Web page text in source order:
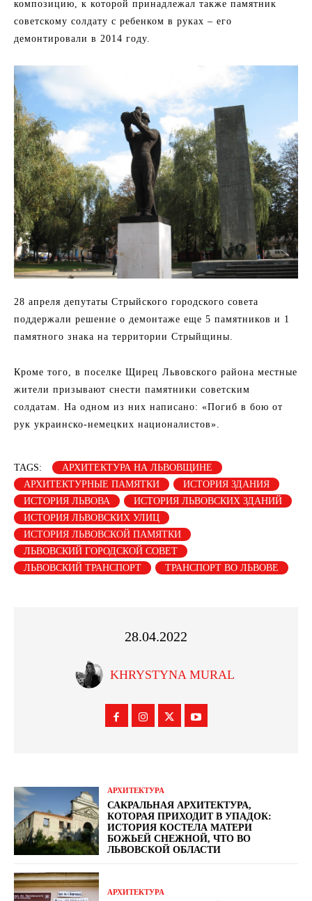
композицию, к которой принадлежал также памятник
советскому солдату с ребенком в руках – его
демонтировали в 2014 году.
28 апреля депутаты Стрыйского городского совета
поддержали решение о демонтаже еще 5 памятников и 1
памятного знака на территории Стрыйщины.
Кроме того, в поселке Щирец Львовского района местные
жители призывают снести памятники советским
солдатам. На одном из них написано: «Погиб в бою от
рук украинско-немецких националистов».
TAGS:
АРХИТЕКТУРА НА ЛЬВОВЩИНЕ
АРХИТЕКТУРНЫЕ ПАМЯТКИ
ИСТОРИЯ ЗДАНИЯ
ИСТОРИЯ ЛЬВОВА
ИСТОРИЯ ЛЬВОВСКИХ ЗДАНИЙ
ИСТОРИЯ ЛЬВОВСКИХ УЛИЦ
ИСТОРИЯ ЛЬВОВСКОЙ ПАМЯТКИ
ЛЬВОВСКИЙ ГОРОДСКОЙ СОВЕТ
ЛЬВОВСКИЙ ТРАНСПОРТ
ТРАНСПОРТ ВО ЛЬВОВЕ
28.04.2022
KHRYSTYNA MURAL
АРХИТЕКТУРА
САКРАЛЬНАЯ АРХИТЕКТУРА,
КОТОРАЯ ПРИХОДИТ В УПАДОК:
ИСТОРИЯ КОСТЕЛА МАТЕРИ
БОЖЬЕЙ СНЕЖНОЙ, ЧТО ВО
ЛЬВОВСКОЙ ОБЛАСТИ
АРХИТЕКТУРА